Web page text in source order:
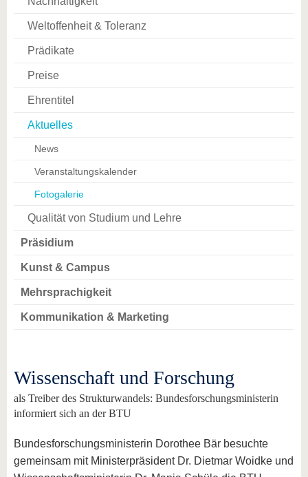
Weltoffenheit & Toleranz
Prädikate
Preise
Ehrentitel
Aktuelles
News
Veranstaltungskalender
Fotogalerie
Qualität von Studium und Lehre
Präsidium
Kunst & Campus
Mehrsprachigkeit
Kommunikation & Marketing
Wissenschaft und Forschung
als Treiber des Strukturwandels: Bundesforschungsministerin
informiert sich an der BTU
Bundesforschungsministerin Dorothee Bär besuchte
gemeinsam mit Ministerpräsident Dr. Dietmar Woidke und